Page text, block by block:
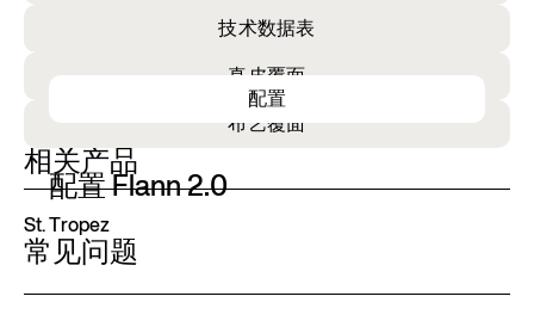
技术数据表
真皮覆面
布艺覆面
配置 Flann 2.0
配置
相关产品
St. Tropez
常见问题